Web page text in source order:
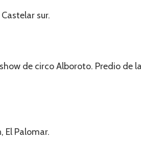
sur.
de circo Alboroto. Predio de la
El Palomar.